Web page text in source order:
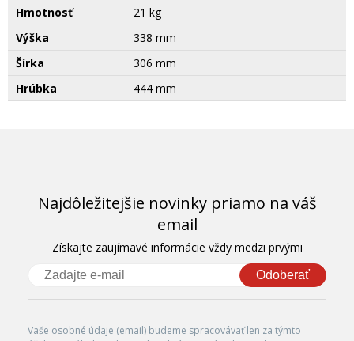
Hmotnosť
21 kg
Výška
338 mm
Šírka
306 mm
Hrúbka
444 mm
Najdôležitejšie novinky priamo na váš
email
Získajte zaujímavé informácie vždy medzi prvými
Odoberať
Vaše osobné údaje (email) budeme spracovávať len za týmto